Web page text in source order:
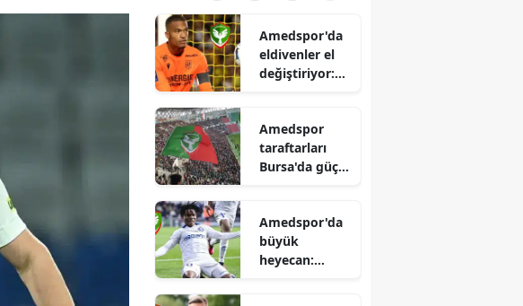
Amedspor'da
eldivenler el
değiştiriyor:
yıldızı yola
çıktı
Amedspor
taraftarları
Bursa'da güç
Barikat
sahneye çıktı
Amedspor'da
büyük
heyecan: